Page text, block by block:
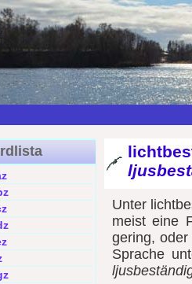
Unter
meist eine
gering,
Sprache